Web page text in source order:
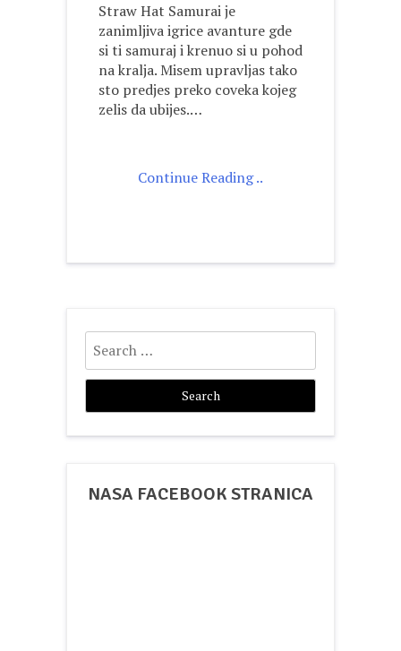
Straw Hat Samurai je
zanimljiva igrice avanture gde
si ti samuraj i krenuo si u pohod
na kralja. Misem upravljas tako
sto predjes preko coveka kojeg
zelis da ubijes.…
Continue Reading ..
Search
for:
NASA FACEBOOK STRANICA